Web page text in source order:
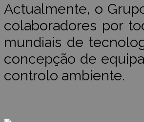
Actualmente, o
colaboradores por
mundiais de
concepção de
controlo ambiente.